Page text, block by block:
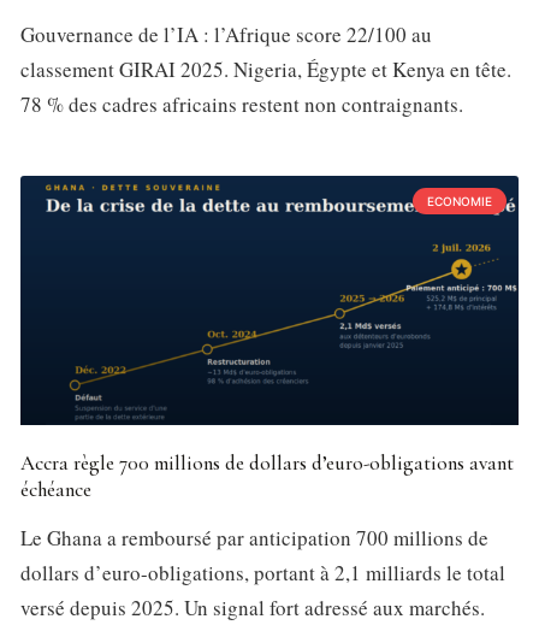
Gouvernance de l’IA : l’Afrique score 22/100 au
classement GIRAI 2025. Nigeria, Égypte et Kenya en tête.
78 % des cadres africains restent non contraignants.
ECONOMIE
Accra règle 700 millions de dollars d’euro-obligations avant
échéance
Le Ghana a remboursé par anticipation 700 millions de
dollars d’euro-obligations, portant à 2,1 milliards le total
versé depuis 2025. Un signal fort adressé aux marchés.